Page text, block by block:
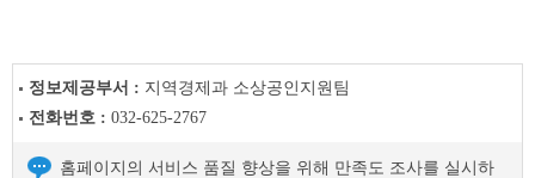
정보제공부서 : 지역경제과 소상공인지원팀
전화번호 : 032-625-2767
홈페이지의 서비스 품질 향상을 위해 만족도 조사를 실시하